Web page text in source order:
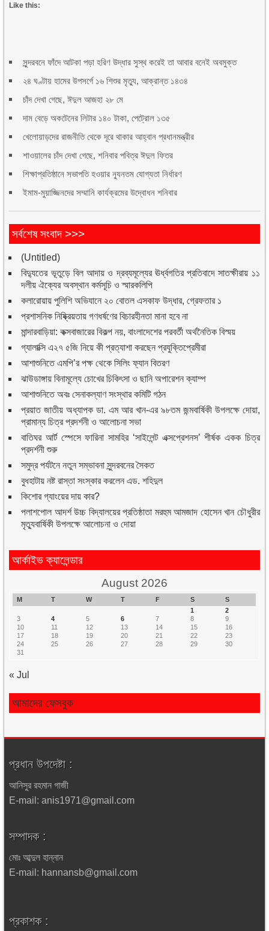
Like this:
সুন্দরবনে ফাঁদে আটকা পড়া হরিণ উদ্ধার সুস্থ করেই তা আবার বনেই অবমুক্ত
২৪ ঘণ্টায় হামের উপসর্গে ১৬ শিশুর মৃত্যু, আক্রান্ত ১৪৩৪
চাঁদ দেখা গেছে, ঈদুল আজহা ২৮ মে
দাম বেড়ে অকটেনের লিটার ১৪০ টাকা, পেট্রোল ১৩৫
খেলোয়াড়দের রাজনীতি থেকে দূরে থাকার আহ্বান প্রধানমন্ত্রীর
শাওয়ালের চাঁদ দেখা গেছে, শনিবার পবিত্র ঈদুল ফিতর
শিক্ষাপ্রতিষ্ঠানে সভাপতি হওয়ার ন্যূনতম যোগ্যতা নির্ধারণ
ইমাম-মুয়াজ্জিনদের সম্মানি কার্যক্রমের উদ্বোধন শনিবার
সর্বশেষ সংবাদ >>>
(Untitled)
বিদ্যুতের ভূতুড়ে বিল আদায় ও দ্রব্যমূল্যের ঊর্ধ্বগতির প্রতিবাদে সাতক্ষীরায় ১১
দলীয় ঐক্যের অবস্থান কর্মসূচি ও স্মারকলিপি
কলারোয়ায় পুলিশি অভিযানে ২০ বোতল এসকাফ উদ্ধার, গ্রেফতার ১
প্রশাসনিক নিষ্ক্রিয়তায় গণধর্ষণের বিচারহীনতা মানা হবে না
মান্দারবাড়িয়া: কক্সবাজারের বিকল্প নয়, বাংলাদেশের পরবর্তী অর্থনৈতিক বিস্ময়
গ্যালাক্সি এ২৭ ৫জি নিয়ে কী প্রত্যাশা করছেন প্রযুক্তিপ্রেমীরা
আশাশুনিতে এমপি’র পক্ষ থেকে সিলিং ফ্যান বিতরণ
ঝাউডাঙ্গায় বিনামূল্যে চোখের চিকিৎসা ও ছানি অপারেশন ক্যাম্প
আশাশুনিতে অবঃ সেনাকল্যাণ সংস্থার কমিটি গঠন
প্রয়াত জাতীয় অধ্যাপক ডা. এম আর খান-এর ৯৮তম জন্মবার্ষিকী উপলক্ষে দোয়া,
প্রামান্য চিত্র প্রদর্শনী ও আলোচনা সভা
বাতিঘর আর্ট স্পেসে ফারিনা সামহির ‘সাইলেন্ট এক্সপ্রেশনস’ শীর্ষক একক চিত্র
প্রদর্শনী শুরু
সমুদ্র পর্যটনে নতুন সম্ভাবনা সুন্দরবনের সৈকত
বুধহাটায় নষ্ট রাস্তা সংস্কার করলেন এড. শহিদুল
কিশোর গ্যাংয়ের দায় কার?
পলাশপোল আদর্শ উচ্চ বিদ্যালয়ের প্রতিষ্ঠাতা মরহুম আমজাদ হোসেন খান চৌধুরীর
মৃত্যুবার্ষিকী উপলক্ষে আলোচনা ও দোয়া
আর্কাইভ ক্যালেন্ডার
August 2026
M T W T F S
S
1
2
3
4 5 6 7 8
9
10
11 12 13 14 15
16
17
18 19 20 21 22
23
24
25 26 27 28 29
30
31
« Jul
আমাদের ফেসবুক
প্রধান উপদেষ্টা :
আনিসুর রহমান গাজী
E-mail: anis1971@gmail.com
সম্পাদক :
মোঃ আব্দুল হান্নান
E-mail: hannansb@gmail.com
প্রকাশক :